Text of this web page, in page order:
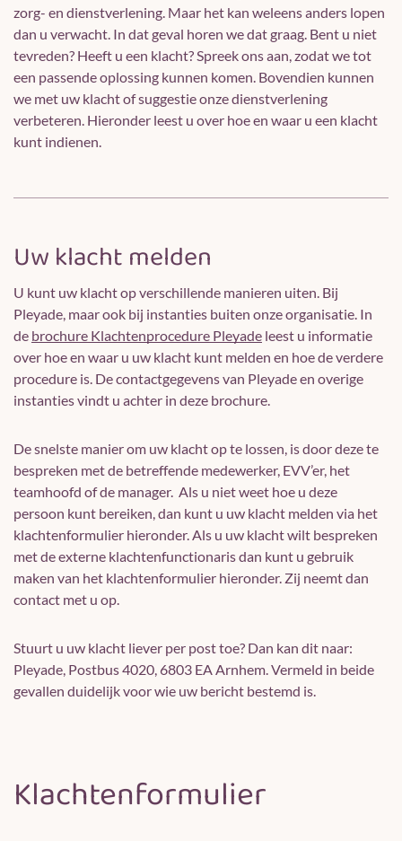
zorg- en dienstverlening. Maar het kan weleens anders lopen
dan u verwacht. In dat geval horen we dat graag. Bent u niet
tevreden? Heeft u een klacht? Spreek ons aan, zodat we tot
een passende oplossing kunnen komen. Bovendien kunnen
we met uw klacht of suggestie onze dienstverlening
verbeteren. Hieronder leest u over hoe en waar u een klacht
kunt indienen.
Uw klacht melden
U kunt uw klacht op verschillende manieren uiten. Bij
Pleyade, maar ook bij instanties buiten onze organisatie. In
de brochure Klachtenprocedure Pleyade leest u informatie
over hoe en waar u uw klacht kunt melden en hoe de verdere
procedure is. De contactgegevens van Pleyade en overige
instanties vindt u achter in deze brochure.
De snelste manier om uw klacht op te lossen, is door deze te
bespreken met de betreffende medewerker, EVV’er, het
teamhoofd of de manager. Als u niet weet hoe u deze
persoon kunt bereiken, dan kunt u uw klacht melden via het
klachtenformulier hieronder. Als u uw klacht wilt bespreken
met de externe klachtenfunctionaris dan kunt u gebruik
maken van het klachtenformulier hieronder. Zij neemt dan
contact met u op.
Stuurt u uw klacht liever per post toe? Dan kan dit naar:
Pleyade, Postbus 4020, 6803 EA Arnhem. Vermeld in beide
gevallen duidelijk voor wie uw bericht bestemd is.
Klachtenformulier